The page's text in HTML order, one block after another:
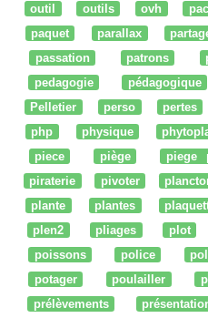
outil
outils ovh
paquet
parallax
passation
patrons
pedagogie
pédagogique
Pelletier
perso pertes
php
physique
piece
piège piege
piraterie
pivoter
plante
plantes
plen2
pliages plot
poissons
police
potager
poulailler
prélèvements